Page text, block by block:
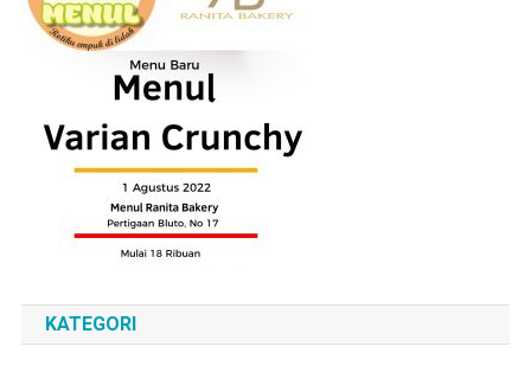
KATEGORI